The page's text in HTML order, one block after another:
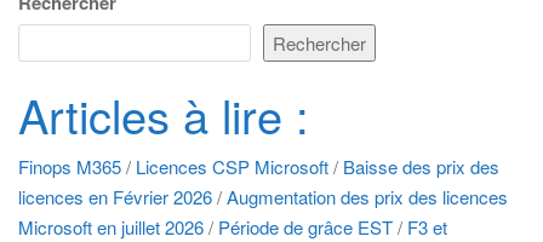
Rechercher
Articles à lire :
Finops M365/ Licences CSP Microsoft/ Baisse des prix des
licences en Février 2026/Augmentation des prix des licences
Microsoft en juillet 2026/ Période de grâce EST/ F3 et